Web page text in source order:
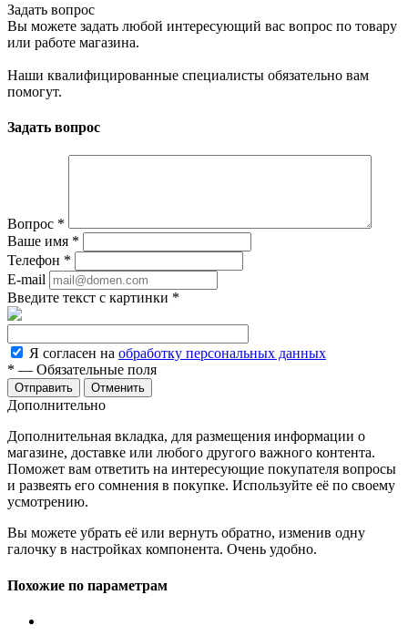
Задать вопрос
Вы можете задать любой интересующий вас вопрос по товару
или работе магазина.
Наши квалифицированные специалисты обязательно вам
помогут.
Задать вопрос
Вопрос *
Ваше имя *
Телефон *
E-mail
Введите текст с картинки *
Я согласен на обработку персональных данных
* — Обязательные поля
Отменить
Дополнительно
Дополнительная вкладка, для размещения информации о
магазине, доставке или любого другого важного контента.
Поможет вам ответить на интересующие покупателя вопросы
и развеять его сомнения в покупке. Используйте её по своему
усмотрению.
Вы можете убрать её или вернуть обратно, изменив одну
галочку в настройках компонента. Очень удобно.
Похожие по параметрам